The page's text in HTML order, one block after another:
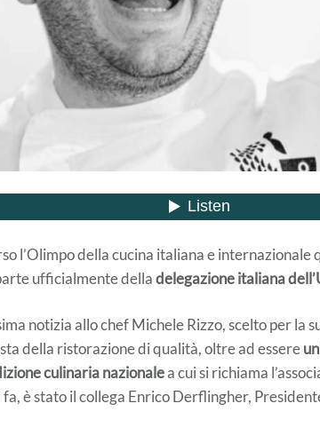
l’Olimpo della cucina italiana e internazionale
ufficialmente delladelegazione italiana
notizia allo chef Michele Rizzo, scelto per la
della ristorazione di qualità, oltre ad essere
culinaria nazionalea cui si richiama
è stato il collega Enrico Derflingher,